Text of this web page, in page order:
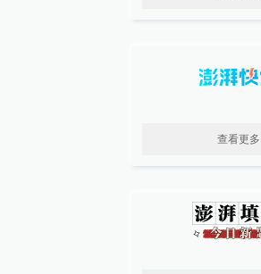
查看更多